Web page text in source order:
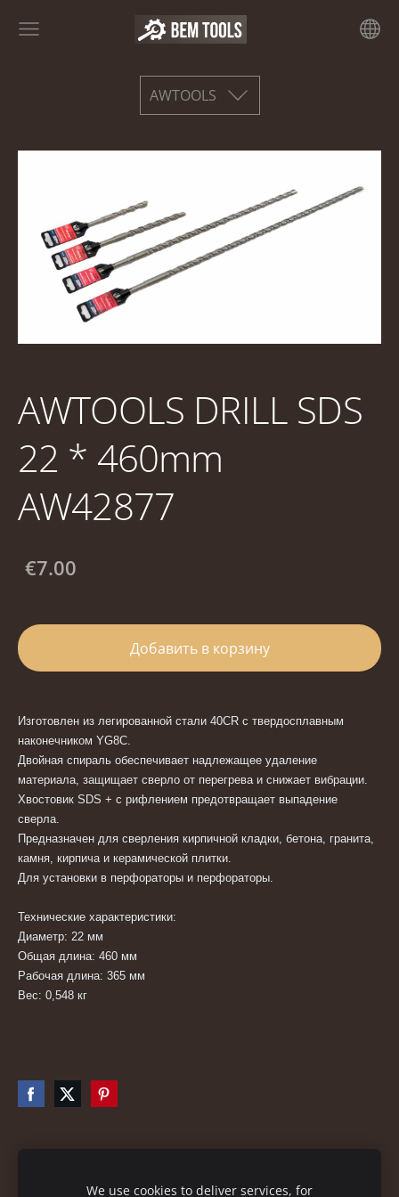
AWTOOLS
AWTOOLS DRILL SDS
22 * 460mm
AW42877
€7.00
Добавить в корзину
Изготовлен из легированной стали 40CR с твердосплавным
наконечником YG8C.
Двойная спираль обеспечивает надлежащее удаление
материала, защищает сверло от перегрева и снижает вибрации.
Хвостовик SDS + с рифлением предотвращает выпадение
сверла.
Предназначен для сверления кирпичной кладки, бетона, гранита,
камня, кирпича и керамической плитки.
Для установки в перфораторы и перфораторы.
Технические характеристики:
Диаметр: 22 мм
Общая длина: 460 мм
Рабочая длина: 365 мм
Вес: 0,548 кг
We use cookies to deliver services, for